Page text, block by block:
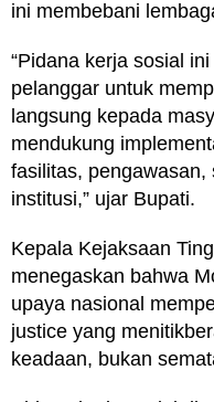
ini membebani
“Pidana kerja sosial
pelanggar untuk
langsung kepada
mendukung
fasilitas,
institusi,” ujar Bupati.
Kepala Kejaksaan
menegaskan bahwa
upaya nasional
justice yang
keadaan, bukan